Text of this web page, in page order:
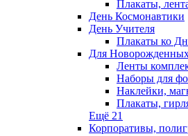
Плакаты,
День Космонавтики
День Учителя
Плакаты ко
Для
Ленты
Наборы для
Наклейки,
Плакаты,
Ещё 21
Корпоративы,